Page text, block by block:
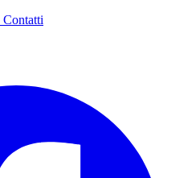
Contatti